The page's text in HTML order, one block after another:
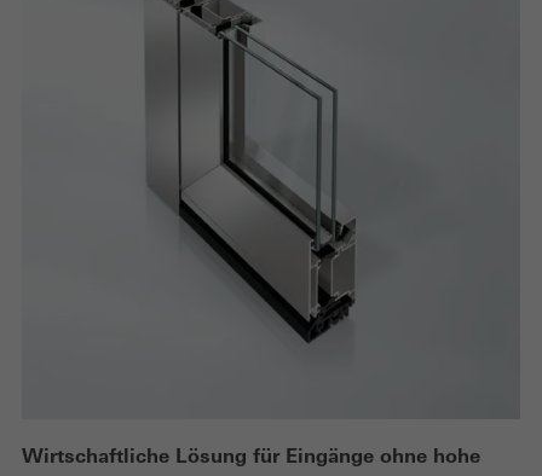
Wirtschaftliche Lösung für Eingänge ohne hohe